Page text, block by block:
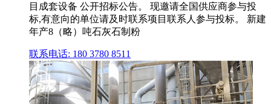
目成套设备 公开招标公告。 现邀请全国供应商参与投
标,有意向的单位请及时联系项目联系人参与投标。 新建
年产8（略）吨石灰石制粉
联系电话: 180 3780 8511